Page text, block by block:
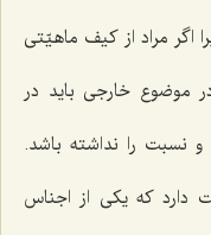
اگر مراد از کیف ماهیّتی
خارجی باید در
نسبت را نداشته باشد.
که یکی از اجناس